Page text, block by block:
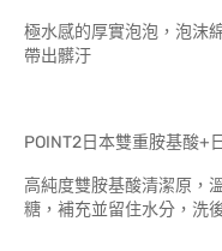
極水感的厚實泡泡，泡沫
帶出髒汙
POINT2日本雙重胺基酸+
高純度雙胺基酸清潔原，
糖，補充並留住水分，洗